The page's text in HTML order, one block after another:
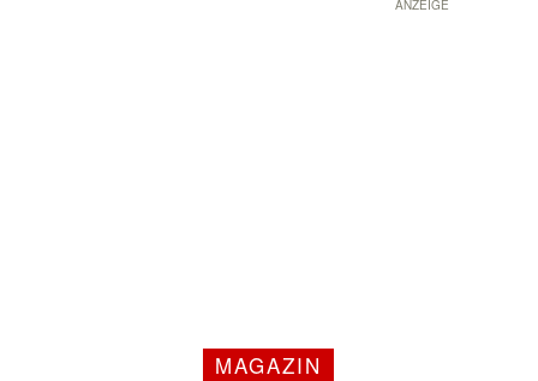
ANZEIGE
MAGAZIN